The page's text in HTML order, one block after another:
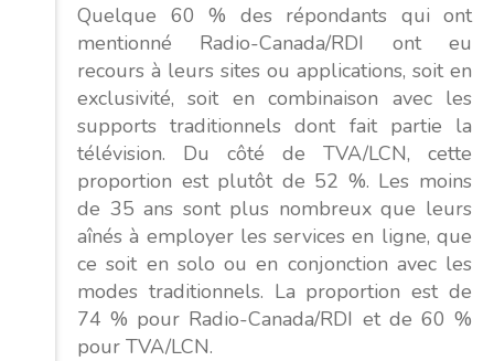
Quelque 60 % des répondants qui ont
mentionné Radio-Canada/RDI ont eu
recours à leurs sites ou applications, soit en
exclusivité, soit en combinaison avec les
supports traditionnels dont fait partie la
télévision. Du côté de TVA/LCN, cette
proportion est plutôt de 52 %. Les moins
de 35 ans sont plus nombreux que leurs
aînés à employer les services en ligne, que
ce soit en solo ou en conjonction avec les
modes traditionnels. La proportion est de
74 % pour Radio-Canada/RDI et de 60 %
pour TVA/LCN.